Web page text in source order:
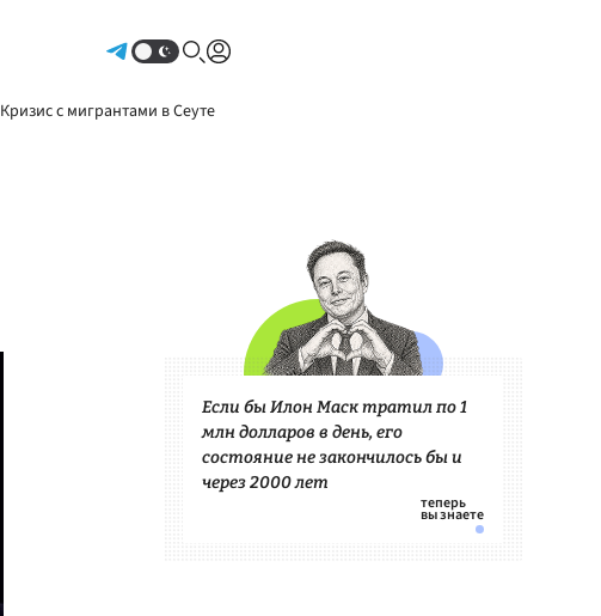
Кризис с мигрантами в Сеуте
Если бы Илон Маск тратил по 1
млн долларов в день, его
состояние не закончилось бы и
через 2000 лет